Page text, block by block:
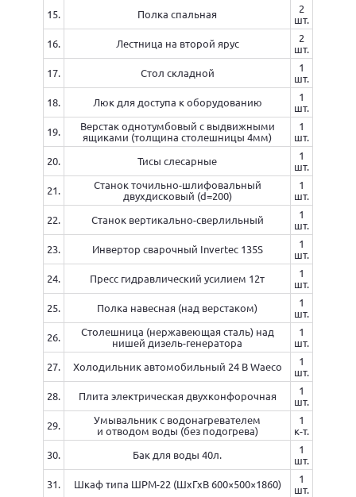
15.
Полка спальная
2
шт.
16.
Лестница на второй ярус
2
шт.
17.
Стол складной
1
шт.
18.
Люк для доступа к оборудованию
1
шт.
19.
Верстак однотумбовый с выдвижными
ящиками (толщина столешницы 4мм)
1
шт.
20.
Тисы слесарные
1
шт.
21.
Станок точильно-шлифовальный
двухдисковый (d=200)
1
шт.
22.
Станок вертикально-сверлильный
1
шт.
23.
Инвертор сварочный Invertec 135S
1
шт.
24.
Пресс гидравлический усилием 12т
1
шт.
25.
Полка навесная (над верстаком)
1
шт.
26.
Столешница (нержавеющая сталь) над
нишей дизель-генератора
1
шт.
27.
Холодильник автомобильный 24 В Waeco
1
шт.
28.
Плита электрическая двухконфорочная
1
шт.
29.
Умывальник с водонагревателем
и отводом воды (без подогрева)
1
к-т.
30.
Бак для воды 40л.
1
шт.
31.
Шкаф типа ШРМ-22 (ШхГхВ 600×500×1860)
1
шт.